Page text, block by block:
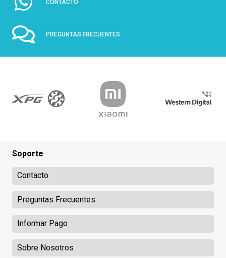
CONTACTO
PREGUNTAS FRECUENTES
Soporte
Contacto
Preguntas Frecuentes
Informar Pago
Sobre Nosotros